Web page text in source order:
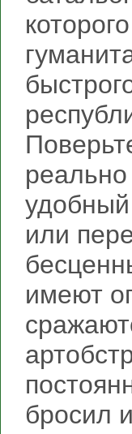
или
имеют
бросил